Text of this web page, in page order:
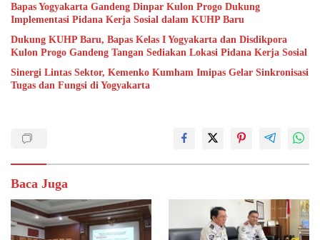
Bapas Yogyakarta Gandeng Dinpar Kulon Progo Dukung
Implementasi Pidana Kerja Sosial dalam KUHP Baru
Dukung KUHP Baru, Bapas Kelas I Yogyakarta dan Disdikpora
Kulon Progo Gandeng Tangan Sediakan Lokasi Pidana Kerja Sosial
Sinergi Lintas Sektor, Kemenko Kumham Imipas Gelar Sinkronisasi
Tugas dan Fungsi di Yogyakarta
Baca Juga